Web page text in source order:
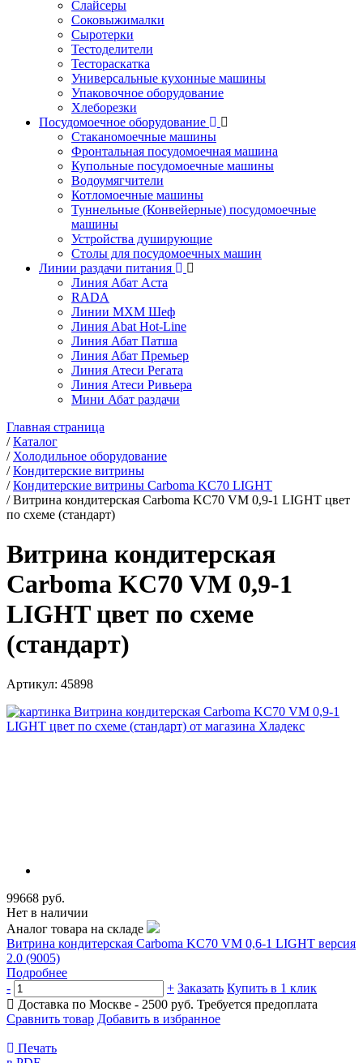
Слайсеры
Соковыжималки
Сыротерки
Тестоделители
Тестораскатка
Универсальные кухонные машины
Упаковочное оборудование
Хлеборезки
Посудомоечное оборудование
Стаканомоечные машины
Фронтальная посудомоечная машина
Купольные посудомоечные машины
Водоумягчители
Котломоечные машины
Туннельные (Конвейерные) посудомоечные
машины
Устройства душирующие
Столы для посудомоечных машин
Линии раздачи питания
Линия Абат Аста
RADA
Линии МХМ Шеф
Линия Abat Hot-Line
Линия Абат Патша
Линия Абат Премьер
Линия Атеси Регата
Линия Атеси Ривьера
Мини Абат раздачи
Главная страница
/Каталог
/ Холодильное оборудование
/Кондитерские витрины
/Кондитерские витрины Carboma KC70 LIGHT
/Витрина кондитерская Carboma KC70 VM 0,9-1 LIGHT цвет
по схеме (стандарт)
Витрина кондитерская
Carboma KC70 VM 0,9-1
LIGHT цвет по схеме
(стандарт)
Артикул: 45898
99668 руб.
Нет в наличии
Аналог товара на складе
Витрина кондитерская Carboma KC70 VM 0,6-1 LIGHT версия
2.0 (9005)
Подробнее
-
+ Заказать Купить в 1 клик
Доставка по Москве - 2500 руб. Требуется предоплата
Сравнить товар Добавить в избранное
Печать